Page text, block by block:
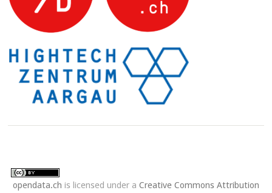
opendata.ch is licensed under a Creative Commons Attribution